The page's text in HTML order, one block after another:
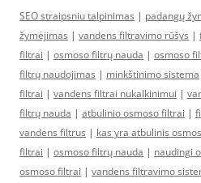
SEO straipsniu talpinimas | padangų
žymėjimas | vandens filtravimo rūšys |
filtrai | osmoso filtrų nauda | osmoso
filtrų naudojimas | minkštinimo sistema
filtrai | vandens filtrai nukalkinimui |
filtrų nauda | atbulinio osmoso filtrai |
vandens filtrus | kas yra atbulinis
filtrai | osmoso filtrų nauda | naudingi
osmoso filtrai | vandens filtravimo